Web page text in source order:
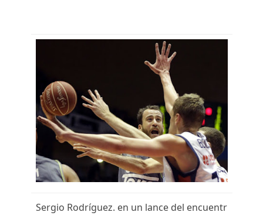
Sergio Rodríguez. en un lance del encuentr